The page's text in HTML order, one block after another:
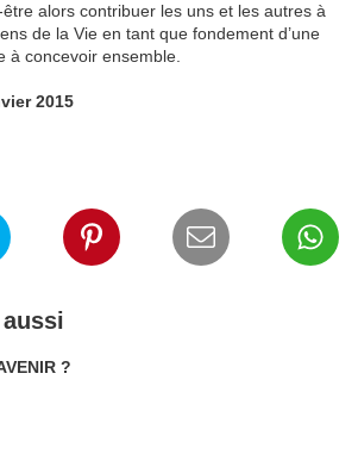
alors contribuer les uns et les autres à
de la Vie en tant que fondement d’une
à concevoir ensemble.
2015
?